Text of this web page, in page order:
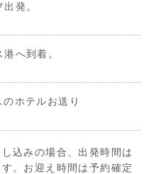
発。
へ到着。
ホテルお送り
込みの場合、出発時間は
。お迎え時間は予約確定